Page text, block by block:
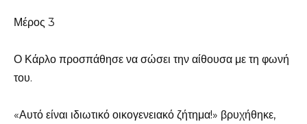
Μέρος 3
Ο Κάρλο προσπάθησε να σώσει την αίθουσα με τη φωνή
του.
«Αυτό είναι ιδιωτικό οικογενειακό ζήτημα!» βρυχήθηκε,